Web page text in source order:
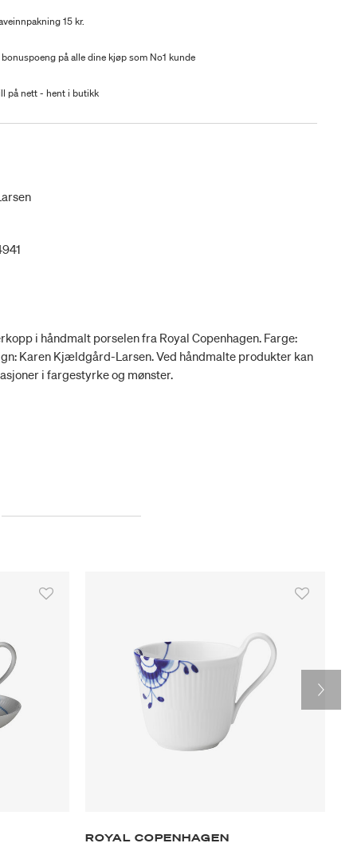
15 kr.
på alle dine kjøp som No1 kunde
på nett - hent i butikk
i håndmalt porselen fra Royal Copenhagen. Farge:
Karen Kjældgård-Larsen. Ved håndmalte produkter kan
i fargestyrke og mønster.
ROYAL COPENHAGEN